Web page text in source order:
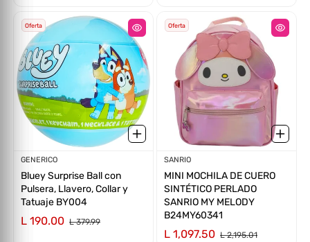
Oferta
Proveedor:
GENERICO
Bluey Surprise Ball con
Pulsera, Llavero, Collar y
Tatuaje BY004
L 190.00 L 379.99
Oferta
Proveedor:
SANRIO
MINI MOCHILA DE CUERO
SINTÉTICO PERLADO
SANRIO MY MELODY
B24MY60341
L 1,097.50 L 2,195.01